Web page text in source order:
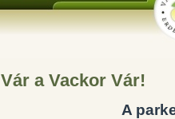
Vár a Vackor Vár!
A